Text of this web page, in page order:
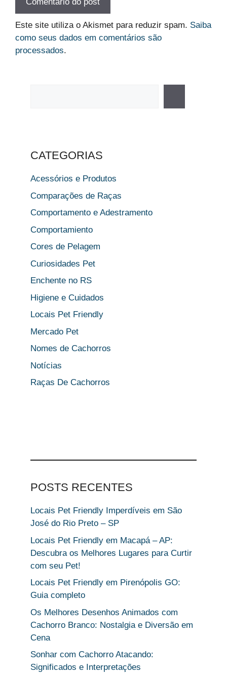
Este site utiliza o Akismet para reduzir spam. Saiba
como seus dados em comentários são
processados.
CATEGORIAS
Acessórios e Produtos
Comparações de Raças
Comportamento e Adestramento
Comportamiento
Cores de Pelagem
Curiosidades Pet
Enchente no RS
Higiene e Cuidados
Locais Pet Friendly
Mercado Pet
Nomes de Cachorros
Notícias
Raças De Cachorros
POSTS RECENTES
Locais Pet Friendly Imperdíveis em São
José do Rio Preto – SP
Locais Pet Friendly em Macapá – AP:
Descubra os Melhores Lugares para Curtir
com seu Pet!
Locais Pet Friendly em Pirenópolis GO:
Guia completo
Os Melhores Desenhos Animados com
Cachorro Branco: Nostalgia e Diversão em
Cena
Sonhar com Cachorro Atacando:
Significados e Interpretações